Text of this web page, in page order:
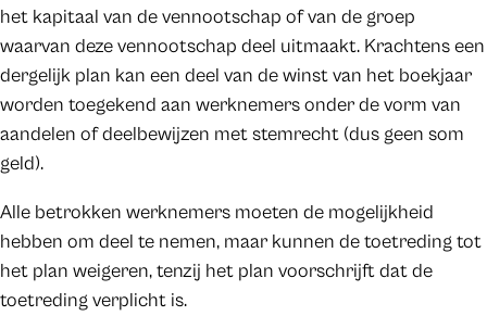
het kapitaal van de vennootschap of van de groep
waarvan deze vennootschap deel uitmaakt. Krachtens een
dergelijk plan kan een deel van de winst van het boekjaar
worden toegekend aan werknemers onder de vorm van
aandelen of deelbewijzen met stemrecht (dus geen som
geld).
Alle betrokken werknemers moeten de mogelijkheid
hebben om deel te nemen, maar kunnen de toetreding tot
het plan weigeren, tenzij het plan voorschrijft dat de
toetreding verplicht is.